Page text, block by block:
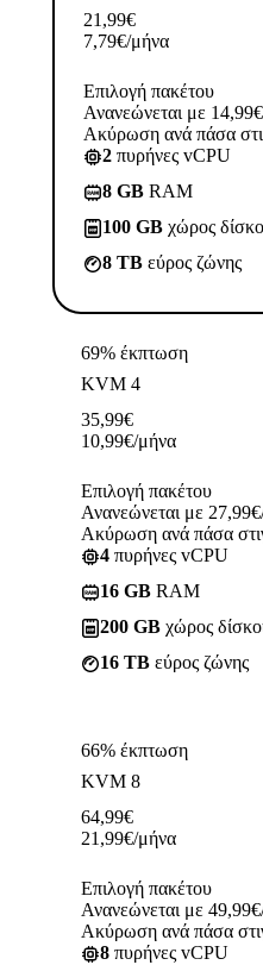
21,99€
7,79€/μήνα
Επιλογή πακέτου
Ανανεώνεται με
Ακύρωση ανά πάσα
2 πυρήνες vCPU
8 GB RAM
100 GB χώρος
8 TB εύρος ζώνης
69% έκπτωση
KVM 4
35,99€
10,99€/μήνα
Επιλογή πακέτου
Ανανεώνεται με
Ακύρωση ανά πάσα
4 πυρήνες vCPU
16 GB RAM
200 GB χώρος
16 TB εύρος ζώνης
66% έκπτωση
KVM 8
64,99€
21,99€/μήνα
Επιλογή πακέτου
Ανανεώνεται με
Ακύρωση ανά πάσα
8 πυρήνες vCPU